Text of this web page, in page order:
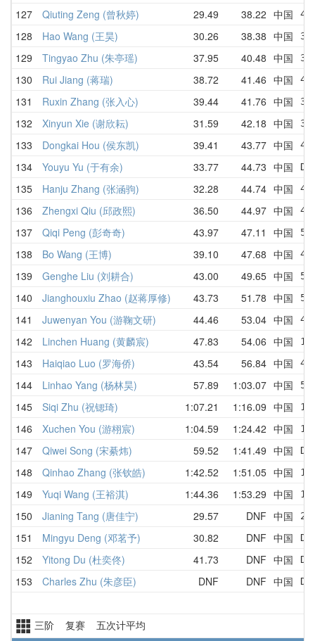
127 Qiuting Zeng (曾秋婷) 29.49 38.22 中国
128 Hao Wang (王昊) 30.26 38.38 中国
129 Tingyao Zhu (朱亭瑶) 37.95 40.48 中国
130 Rui Jiang (蒋瑞) 38.72 41.46 中国
131 Ruxin Zhang (张入心) 39.44 41.76 中国
132 Xinyun Xie (谢欣耘) 31.59 42.18 中国
133 Dongkai Hou (侯东凯) 39.41 43.77 中国
134 Youyu Yu (于有余) 33.77 44.73 中国
135 Hanju Zhang (张涵驹) 32.28 44.74 中国
136 Zhengxi Qiu (邱政熙) 36.50 44.97 中国
137 Qiqi Peng (彭奇奇) 43.97 47.11 中国
138 Bo Wang (王博) 39.10 47.68 中国
139 Genghe Liu (刘耕合) 43.00 49.65 中国
140 Jianghouxiu Zhao (赵蒋厚修) 43.73 51.78 中国
141 Juwenyan You (游鞠文研) 44.46 53.04 中国
142 Linchen Huang (黄麟宸) 47.83 54.06 中国
143 Haiqiao Luo (罗海侨) 43.54 56.84 中国
144 Linhao Yang (杨林昊) 57.89 1:03.07 中国
145 Siqi Zhu (祝锶琦) 1:07.21 1:16.09 中国
146 Xuchen You (游栩宸) 1:04.59 1:24.42 中国
147 Qiwei Song (宋綦炜) 59.52 1:41.49 中国
148 Qinhao Zhang (张钦皓) 1:42.52 1:51.05 中国
149 Yuqi Wang (王裕淇) 1:44.36 1:53.29 中国
150 Jianing Tang (唐佳宁) 29.57 DNF 中国
151 Mingyu Deng (邓茗予) 30.82 DNF 中国
152 Yitong Du (杜奕佟) 41.73 DNF 中国
153 Charles Zhu (朱彦臣) DNF DNF 中国
三阶 复赛 五次计平均